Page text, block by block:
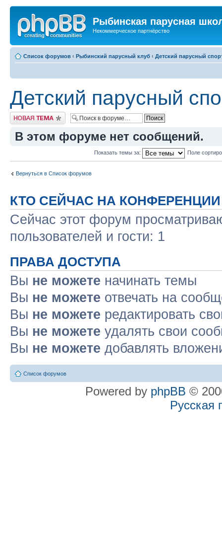
Рыбинская парусная
Некоммерческое партнёрство
Список форумов ‹ Рыбинский парусный клуб ‹ Детский парусный
Детский парусный
Новая тема
В этом форуме нет сообщений.
Показать темы за: Поле
Вернуться в Список форумов
КТО СЕЙЧАС НА КОНФЕРЕНЦИИ
Сейчас этот форум
пользователей и гости: 1
ПРАВА ДОСТУПА
Вы не можете начинать темы
Вы не можете отвечать на
Вы не можете редактировать
Вы не можете удалять свои
Вы не можете добавлять
Список форумов
Powered by phpBB ©
Русская